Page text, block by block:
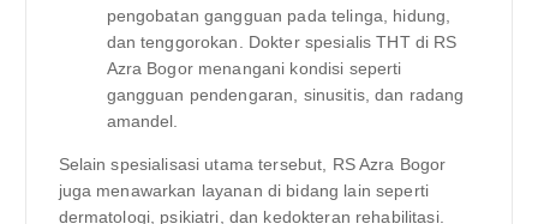
pengobatan gangguan pada telinga, hidung,
dan tenggorokan. Dokter spesialis THT di RS
Azra Bogor menangani kondisi seperti
gangguan pendengaran, sinusitis, dan radang
amandel.
Selain spesialisasi utama tersebut, RS Azra Bogor
juga menawarkan layanan di bidang lain seperti
dermatologi, psikiatri, dan kedokteran rehabilitasi.